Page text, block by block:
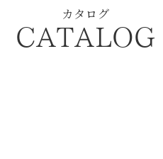
カタログ
CATALOG